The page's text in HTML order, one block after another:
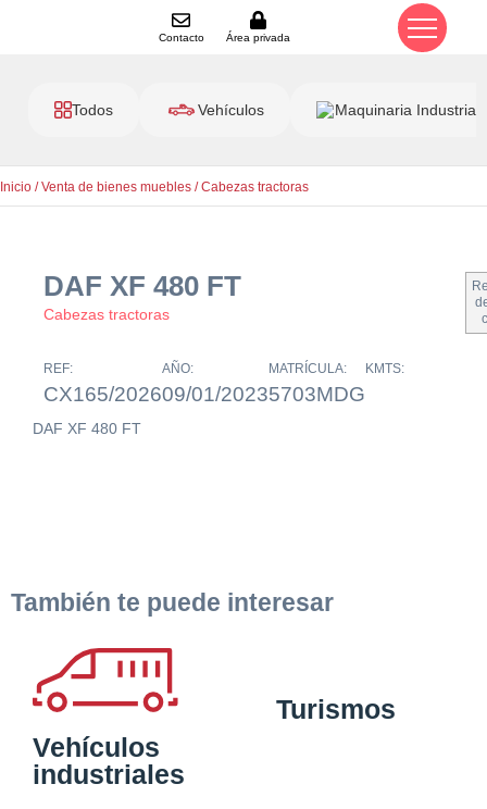
Contacto Área privada
Todos Vehículos Maquinaria Industrial
Inicio /Venta de bienes muebles /Cabezas tractoras
DAF XF 480 FT
Cabezas tractoras
REF:
CX165/2026
AÑO:
09/01/2023
MATRÍCULA:
5703MDG
KMTS:
DAF XF 480 FT
También te puede interesar
Vehículos
industriales
Turismos